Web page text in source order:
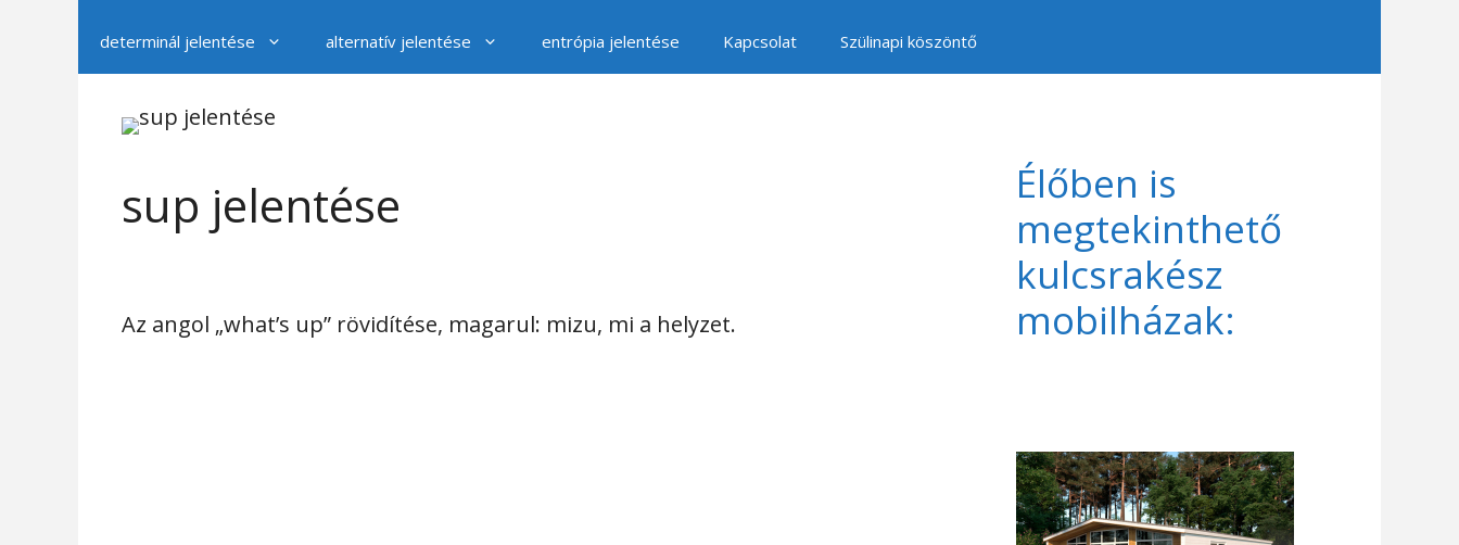
determinál jelentése alternatív jelentése entrópia jelentése Kapcsolat Szülinapi köszöntő
sup jelentése
Az angol „what’s up” rövidítése, magarul: mizu, mi a helyzet.
Élőben is
megtekinthető
kulcsrakész
mobilházak: